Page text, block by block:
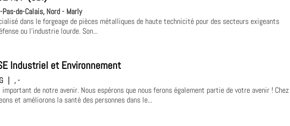
Pas-de-Calais, Nord - Marly
dans le forgeage de pièces métalliques de haute technicité pour des secteurs exigeants
ou l'industrie lourde. Son...
Industriel et Environnement
| , -
de notre avenir. Nous espérons que nous ferons également partie de votre avenir ! Chez
et améliorons la santé des personnes dans le...